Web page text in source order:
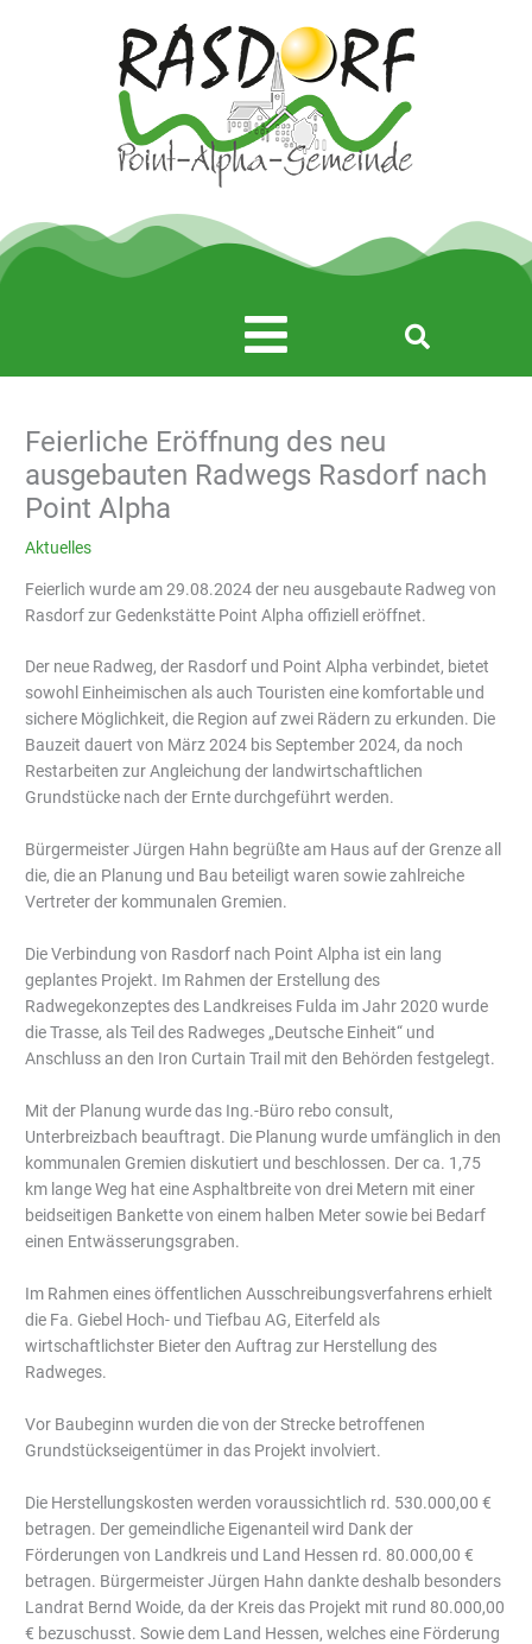
Main
Menu
Feierliche Eröffnung des neu
ausgebauten Radwegs Rasdorf nach
Point Alpha
Aktuelles
Feierlich wurde am 29.08.2024 der neu ausgebaute Radweg von
Rasdorf zur Gedenkstätte Point Alpha offiziell eröffnet.
Der neue Radweg, der Rasdorf und Point Alpha verbindet, bietet
sowohl Einheimischen als auch Touristen eine komfortable und
sichere Möglichkeit, die Region auf zwei Rädern zu erkunden. Die
Bauzeit dauert von März 2024 bis September 2024, da noch
Restarbeiten zur Angleichung der landwirtschaftlichen
Grundstücke nach der Ernte durchgeführt werden.
Bürgermeister Jürgen Hahn begrüßte am Haus auf der Grenze all
die, die an Planung und Bau beteiligt waren sowie zahlreiche
Vertreter der kommunalen Gremien.
Die Verbindung von Rasdorf nach Point Alpha ist ein lang
geplantes Projekt. Im Rahmen der Erstellung des
Radwegekonzeptes des Landkreises Fulda im Jahr 2020 wurde
die Trasse, als Teil des Radweges „Deutsche Einheit“ und
Anschluss an den Iron Curtain Trail mit den Behörden festgelegt.
Mit der Planung wurde das Ing.-Büro rebo consult,
Unterbreizbach beauftragt. Die Planung wurde umfänglich in den
kommunalen Gremien diskutiert und beschlossen. Der ca. 1,75
km lange Weg hat eine Asphaltbreite von drei Metern mit einer
beidseitigen Bankette von einem halben Meter sowie bei Bedarf
einen Entwässerungsgraben.
Im Rahmen eines öffentlichen Ausschreibungsverfahrens erhielt
die Fa. Giebel Hoch- und Tiefbau AG, Eiterfeld als
wirtschaftlichster Bieter den Auftrag zur Herstellung des
Radweges.
Vor Baubeginn wurden die von der Strecke betroffenen
Grundstückseigentümer in das Projekt involviert.
Die Herstellungskosten werden voraussichtlich rd. 530.000,00 €
betragen. Der gemeindliche Eigenanteil wird Dank der
Förderungen von Landkreis und Land Hessen rd. 80.000,00 €
betragen. Bürgermeister Jürgen Hahn dankte deshalb besonders
Landrat Bernd Woide, da der Kreis das Projekt mit rund 80.000,00
€ bezuschusst. Sowie dem Land Hessen, welches eine Förderung